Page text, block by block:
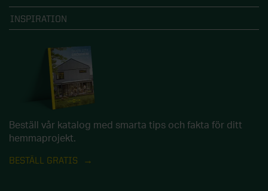
INSPIRATION
Beställ vår katalog med smarta tips och fakta för ditt
hemmaprojekt.
BESTÄLL GRATIS